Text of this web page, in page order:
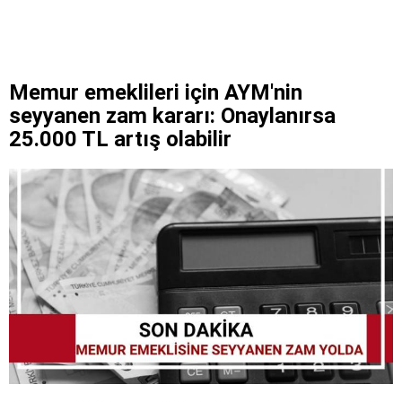
Memur emeklileri için AYM'nin
seyyanen zam kararı: Onaylanırsa
25.000 TL artış olabilir